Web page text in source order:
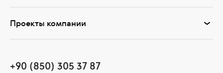
Проекты компании
+90 (850) 305 37 87